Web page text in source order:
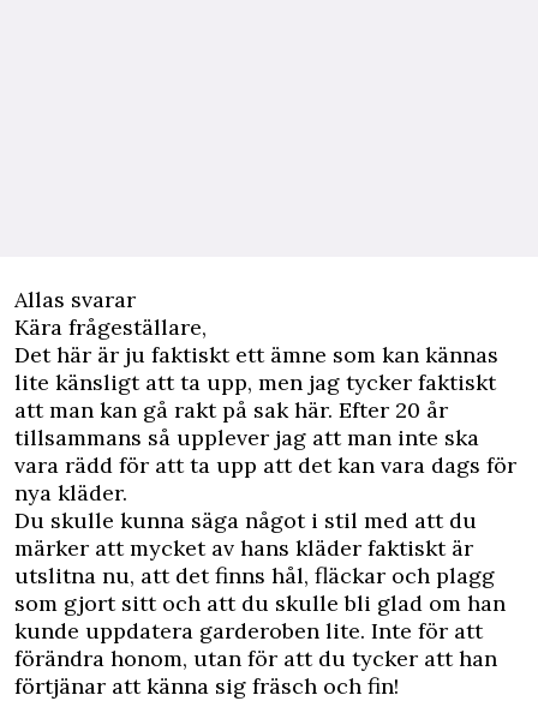
Allas svarar
Kära frågeställare,
Det här är ju faktiskt ett ämne som kan kännas
lite känsligt att ta upp, men jag tycker faktiskt
att man kan gå rakt på sak här. Efter 20 år
tillsammans så upplever jag att man inte ska
vara rädd för att ta upp att det kan vara dags för
nya kläder.
Du skulle kunna säga något i stil med att du
märker att mycket av hans kläder faktiskt är
utslitna nu, att det finns hål, fläckar och plagg
som gjort sitt och att du skulle bli glad om han
kunde uppdatera garderoben lite. Inte för att
förändra honom, utan för att du tycker att han
förtjänar att känna sig fräsch och fin!